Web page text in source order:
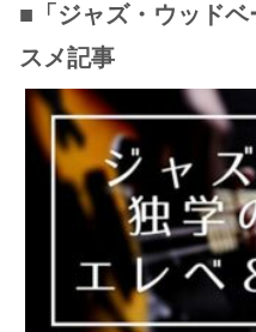
■「ジャズ・ウッド
スメ記事